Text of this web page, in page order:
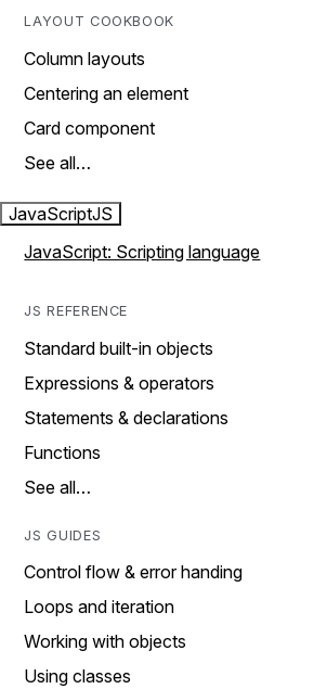
LAYOUT COOKBOOK
Column layouts
Centering an element
Card component
See all…
JavaScriptJS
JavaScript: Scripting language
JS REFERENCE
Standard built-in objects
Expressions & operators
Statements & declarations
Functions
See all…
JS GUIDES
Control flow & error handing
Loops and iteration
Working with objects
Using classes